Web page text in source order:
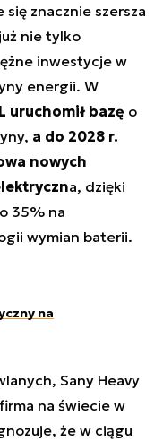
znacznie szersza
nie tylko
inwestycje w
energii. W
uruchomił bazę o
a do 2028 r.
nowych
a, dzięki
35% na
wymian baterii.
na
Sany Heavy
na świecie w
że w ciągu